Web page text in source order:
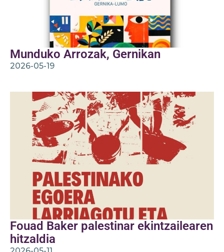
Munduko Arrozak, Gernikan
2026-05-19
Fouad Baker palestinar ekintzailearen
hitzaldia